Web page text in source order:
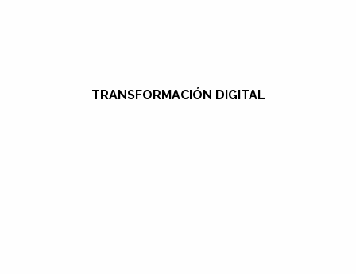
TRANSFORMACIÓN DIGITAL